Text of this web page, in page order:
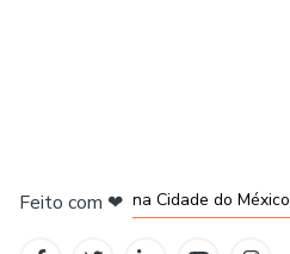
Feito com ❤ na Cidade do México